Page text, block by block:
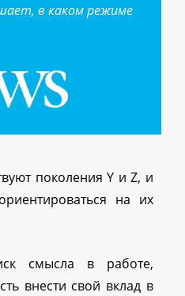
в каком режиме
поколения Y и Z, и
на их
смысла в работе,
внести свой вклад в